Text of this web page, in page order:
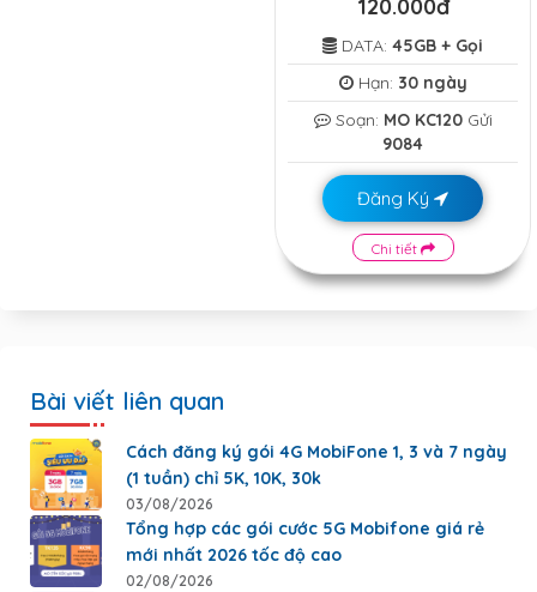
120.000đ
DATA: 45GB + Gọi
Hạn: 30 ngày
Soạn: MO KC120Gửi
9084
Đăng Ký
Chi tiết
Bài viết liên quan
Cách đăng ký gói 4G MobiFone 1, 3 và 7 ngày
(1 tuần) chỉ 5K, 10K, 30k
03/08/2026
Tổng hợp các gói cước 5G Mobifone giá rẻ
mới nhất 2026 tốc độ cao
02/08/2026